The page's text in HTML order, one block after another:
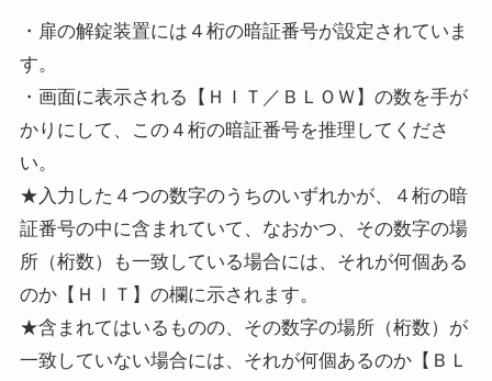
・扉の解錠装置には４桁の暗証番号が設定されていま
す。
・画面に表示される【ＨＩＴ／ＢＬＯＷ】の数を手が
かりにして、この４桁の暗証番号を推理してくださ
い。
★入力した４つの数字のうちのいずれかが、４桁の暗
証番号の中に含まれていて、なおかつ、その数字の場
所（桁数）も一致している場合には、それが何個ある
のか【ＨＩＴ】の欄に示されます。
★含まれてはいるものの、その数字の場所（桁数）が
一致していない場合には、それが何個あるのか【ＢＬ